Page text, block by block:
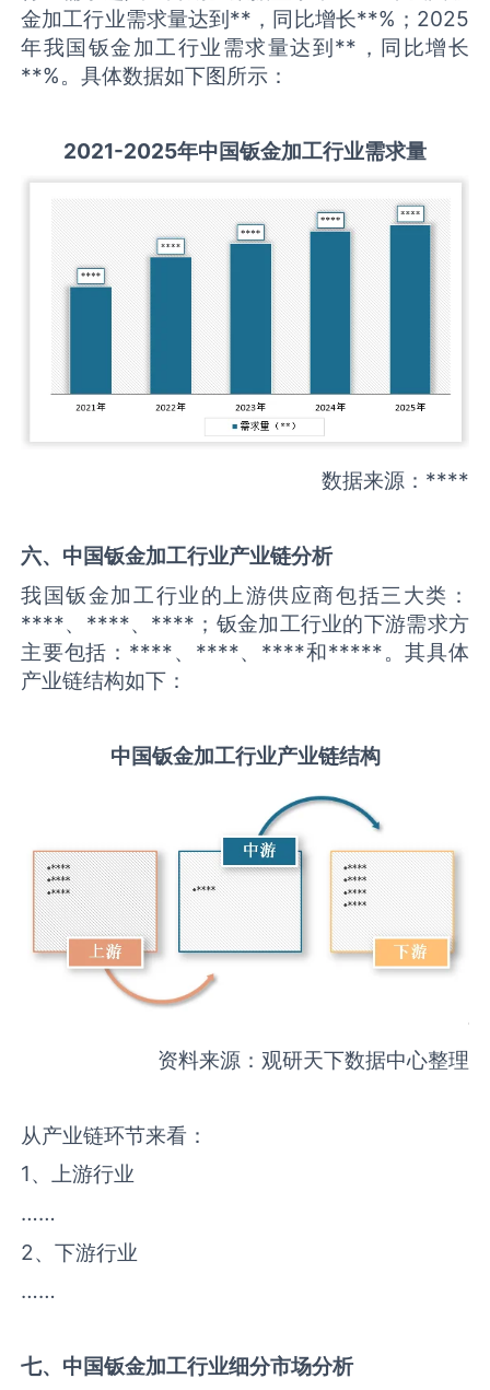
金加工行业需求量达到**，同比增长**%；2025
年我国钣金加工行业需求量达到**，同比增长
**%。具体数据如下图所示：
2021-2025年中国钣金加工行业需求量
数据来源：****
六、中国钣金加工行业产业链分析
我国钣金加工行业的上游供应商包括三大类：
****、****、****；钣金加工行业的下游需求方
主要包括：****、****、****和*****。其具体
产业链结构如下：
中国钣金加工行业产业链结构
资料来源：观研天下数据中心整理
从产业链环节来看：
1、上游行业
……
2、下游行业
……
七、中国钣金加工行业细分市场分析